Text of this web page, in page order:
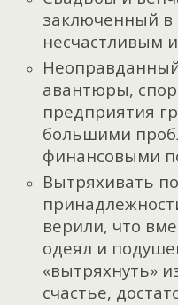
заключенный в
несчастливым
авантюры,
предприятия
большими
финансовыми
Вытряхивать
верили, что
одеял и
«вытряхнуть»
счастье,